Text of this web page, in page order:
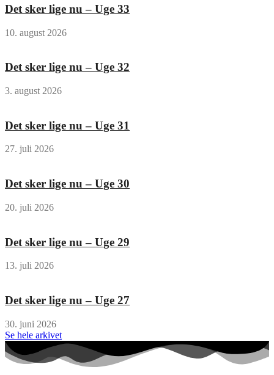
Det sker lige nu – Uge 33
10. august 2026
Det sker lige nu – Uge 32
3. august 2026
Det sker lige nu – Uge 31
27. juli 2026
Det sker lige nu – Uge 30
20. juli 2026
Det sker lige nu – Uge 29
13. juli 2026
Det sker lige nu – Uge 27
30. juni 2026
Se hele arkivet